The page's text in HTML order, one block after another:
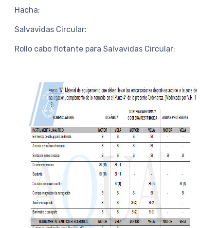
Hacha:
Salvavidas Circular:
Rollo cabo flotante para Salvavidas Circular: